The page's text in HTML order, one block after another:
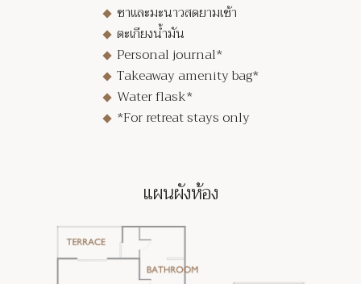
ชาและมะนาวสดยามเช้า
ตะเกียงน้ำมัน
Personal journal*
Takeaway amenity bag*
Water flask*
*For retreat stays only
แผนผังห้อง